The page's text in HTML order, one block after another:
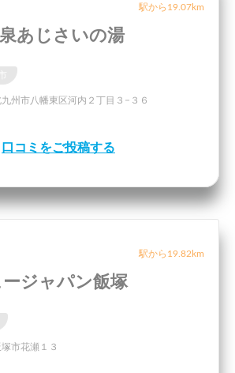
駅から19.07km
あじさいの湯
州市八幡東区河内２丁目３−３６
口コミをご投稿する
駅から19.82km
ジャパン飯塚
市花瀬１３